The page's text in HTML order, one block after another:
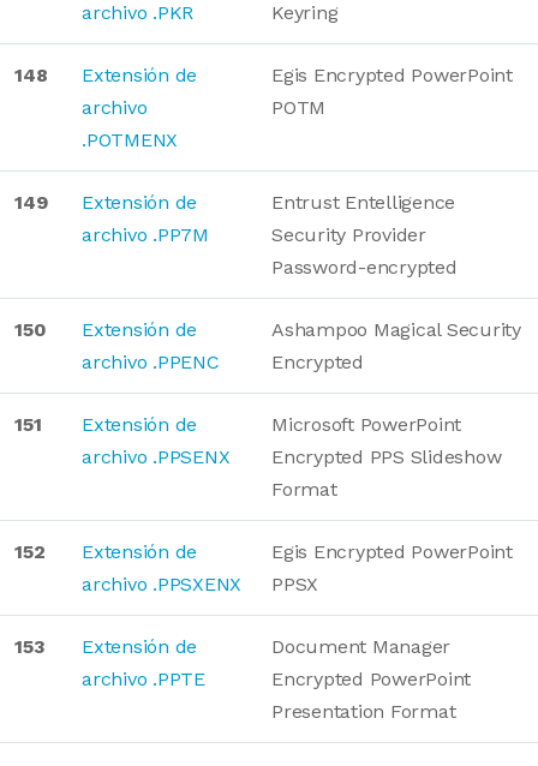
archivo .PKR
Keyring
148
Extensión de
archivo
.POTMENX
Egis Encrypted PowerPoint
POTM
149
Extensión de
archivo .PP7M
Entrust Entelligence
Security Provider
Password-encrypted
150
Extensión de
archivo .PPENC
Ashampoo Magical Security
Encrypted
151
Extensión de
archivo .PPSENX
Microsoft PowerPoint
Encrypted PPS Slideshow
Format
152
Extensión de
archivo .PPSXENX
Egis Encrypted PowerPoint
PPSX
153
Extensión de
archivo .PPTE
Document Manager
Encrypted PowerPoint
Presentation Format